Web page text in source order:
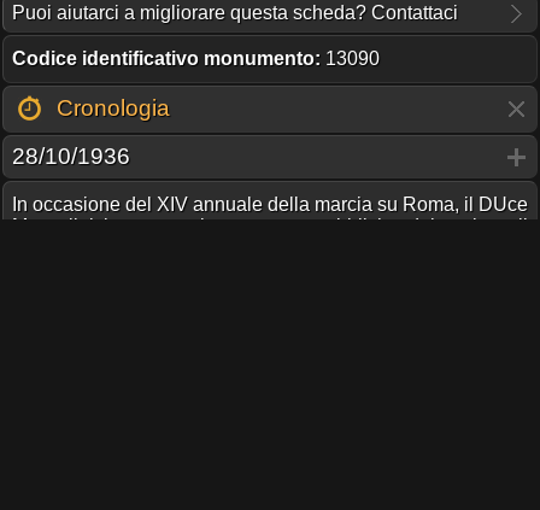
Puoi aiutarci a migliorare questa scheda? Contattaci
Codice identificativo monumento: 13090
Cronologia
28/10/1936
In occasione del XIV annuale della marcia su Roma, il DUce
Mussolini inaugura alcune opere pubbliche del regime: il